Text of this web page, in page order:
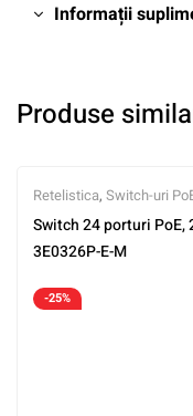
Informații
Produse
Retelistica, Switch-uri
Switch 24 porturi PoE,
3E0326P-E-M
-25%